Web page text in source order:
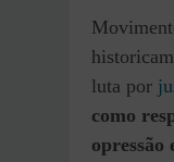
luta por
como
opressão